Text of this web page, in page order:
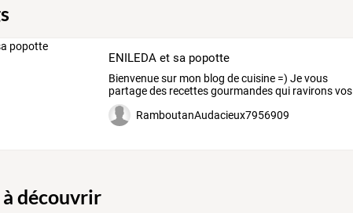
ENILEDA et sa popotte
Bienvenuesurmon blog decuisine=) Jevous
partagedesrecettesgourmandesquiravironsvos
papilles
RamboutanAudacieux7956909
découvrir